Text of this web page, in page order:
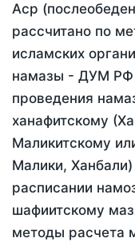
Аср
рассчитано по
исламских
намазы - ДУМ РФ
проведения
ханафитскому
Маликитскому
Малики,
расписании
шафиитскому
методы расчета